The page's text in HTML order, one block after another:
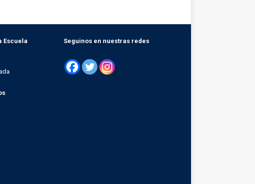
Escuela Seguinos en nuestras redes